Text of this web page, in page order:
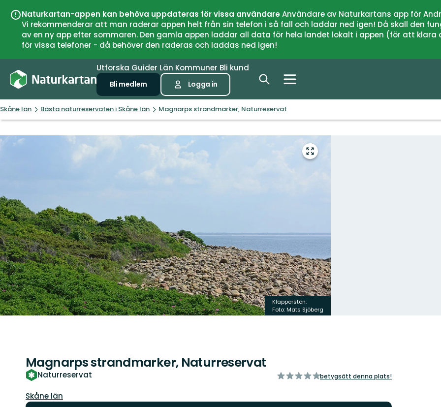
Naturkartan-appen kan behöva uppdateras för vissa användareAnvändare av Naturkartans app för
Vi rekommenderar att man raderar appen helt från sin telefon i så fall och laddar ned igen! Då skall den
av en ny app efter sommaren. Den gamla appen laddar all data för hela landet lokalt i appen (för att
för vissa telefoner - då behöver den raderas och laddas ned igen!
Utforska Guider Län Kommuner Bli kund
Bli medlem Logga in
Skåne län Bästa naturreservaten i Skåne län Magnarps strandmarker, Naturreservat
Gå
till
Klappersten.
Foto: Mats Sjöberg
Magnarps strandmarker, Naturreservat
Naturreservat
av
betygsätt denna plats!
Län:
Skåne län